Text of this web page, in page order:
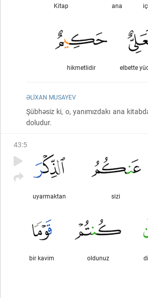
ana
Kitap
elbette
hikmetlidir
ƏLIXAN MUSAYEV
Şübhəsiz ki, o, yanımızdakı ana
doludur.
43:5
sizi
uyarmaktan
oldunuz
bir kavim